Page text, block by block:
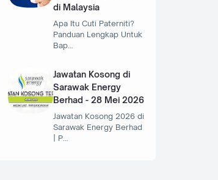
di Malaysia
Apa Itu Cuti Paterniti?
Panduan Lengkap Untuk
Bap…
Jawatan Kosong di
Sarawak Energy
Berhad - 28 Mei 2026
Jawatan Kosong 2026 di
Sarawak Energy Berhad
| P…